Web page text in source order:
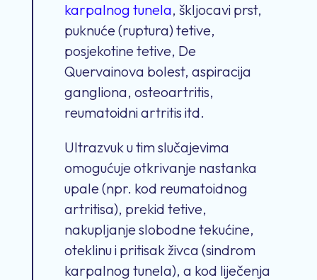
karpalnog tunela, škljocavi prst,
puknuće (ruptura) tetive,
posjekotine tetive, De
Quervainova bolest, aspiracija
gangliona, osteoartritis,
reumatoidni artritis itd.
Ultrazvuk u tim slučajevima
omogućuje otkrivanje nastanka
upale (npr. kod reumatoidnog
artritisa), prekid tetive,
nakupljanje slobodne tekućine,
oteklinu i pritisak živca (sindrom
karpalnog tunela), a kod liječenja